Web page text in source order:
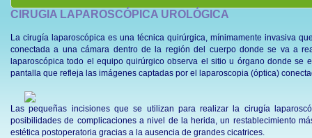
CIRUGIA LAPAROSCÓPICA UROLÓGICA
La cirugía laparoscópica es una técnica quirúrgica, mínimamente invasiva
conectada a una cámara dentro de la región del cuerpo donde se va a
laparoscópica todo el equipo quirúrgico observa el sitio u órgano donde
pantalla que refleja las imágenes captadas por el laparoscopia (óptica)
Las pequeñas incisiones que se utilizan para realizar la cirugía
posibilidades de complicaciones a nivel de la herida, un restablecimiento
estética postoperatoria gracias a la ausencia de grandes cicatrices.